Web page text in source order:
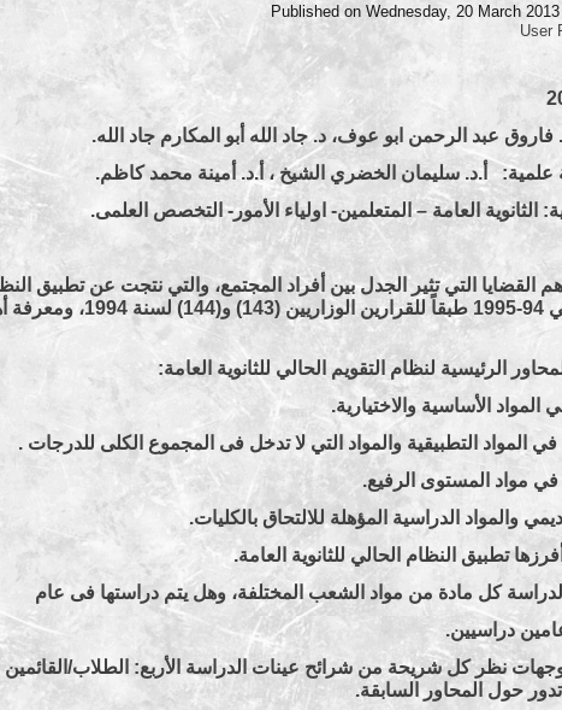
Published on Wednesday, 20 March
User
عبد الرحمن ابو عوف، د. جاد الله أبو المكارم جاد الله.
علمية: أ.د. سليمان الخضري الشيخ ، أ.د. أمينة محمد كاظم.
الثانوية العامة – المتعلمين- اولياء الأمور- التخصص العلمى.
القضايا التي تثير الجدل بين أفراد المجتمع، والتي نتجت عن تطبيق
من العام الدراسي 94-
المواد الأساسية والاختيارية.
المواد التطبيقية والمواد التي لا تدخل فى المجموع الكلى للدرجات .
في مواد المستوى الرفيع.
والمواد الدراسية المؤهلة للالتحاق بالكليات.
تطبيق النظام الحالي للثانوية العامة.
لدراسة كل مادة من مواد الشعب المختلفة، وهل يتم دراستها فى عام
دراسيين.
نظر كل شريحة من شرائح عينات الدراسة الأربع: الطلاب/القائمين
حول المحاور السابقة.